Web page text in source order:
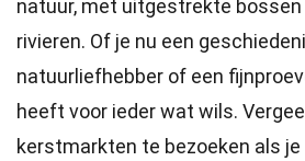
natuur, met uitgestrekte
rivieren. Of je nu een
natuurliefhebber of een
heeft voor ieder wat wils.
kerstmarkten te bezoeken als